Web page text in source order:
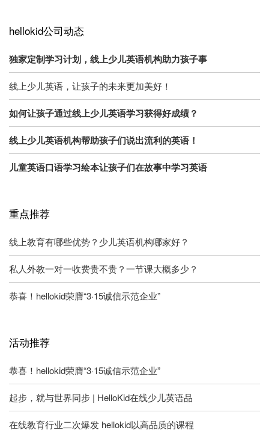
hellokid公司动态
独家定制学习计划，线上少儿英语机构助力孩子事
线上少儿英语，让孩子的未来更加美好！
如何让孩子通过线上少儿英语学习获得好成绩？
线上少儿英语机构帮助孩子们说出流利的英语！
儿童英语口语学习绘本让孩子们在故事中学习英语
重点推荐
线上教育有哪些优势？少儿英语机构哪家好？
私人外教一对一收费贵不贵？一节课大概多少？
恭喜！hellokid荣膺“3·15诚信示范企业”
活动推荐
恭喜！hellokid荣膺“3·15诚信示范企业”
起步，就与世界同步 | HelloKid在线少儿英语品
在线教育行业二次爆发 hellokid以高品质的课程